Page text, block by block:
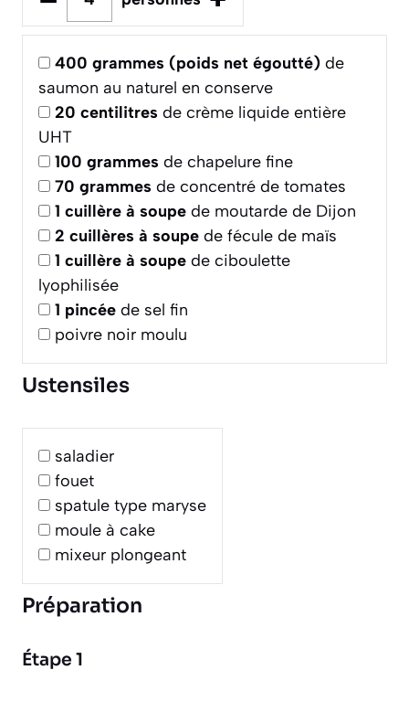
400 grammes (poids net égoutté) de
saumon au naturel en conserve
20 centilitres de crème liquide entière
UHT
100 grammes de chapelure fine
70 grammes de concentré de tomates
1 cuillère à soupe de moutarde de Dijon
2 cuillères à soupe de fécule de maïs
1 cuillère à soupe de ciboulette
lyophilisée
1 pincée de sel fin
poivre noir moulu
Ustensiles
saladier
fouet
spatule type maryse
moule à cake
mixeur plongeant
Préparation
Étape 1